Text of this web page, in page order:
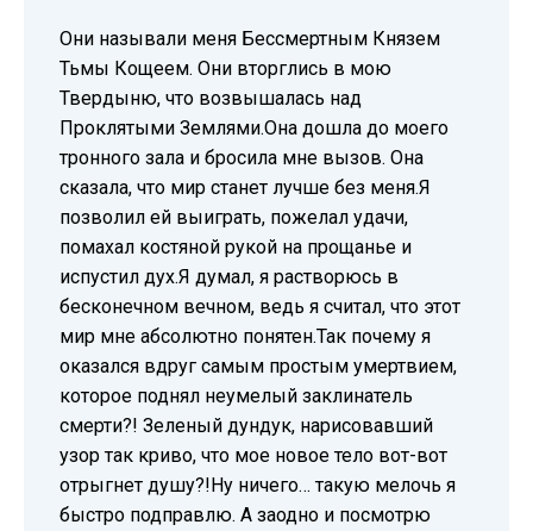
Они называли меня Бессмертным Князем
Тьмы Кощеем. Они вторглись в мою
Твердыню, что возвышалась над
Проклятыми Землями.Она дошла до моего
тронного зала и бросила мне вызов. Она
сказала, что мир станет лучше без меня.Я
позволил ей выиграть, пожелал удачи,
помахал костяной рукой на прощанье и
испустил дух.Я думал, я растворюсь в
бесконечном вечном, ведь я считал, что этот
мир мне абсолютно понятен.Так почему я
оказался вдруг самым простым умертвием,
которое поднял неумелый заклинатель
смерти?! Зеленый дундук, нарисовавший
узор так криво, что мое новое тело вот-вот
отрыгнет душу?!Ну ничего… такую мелочь я
быстро подправлю. А заодно и посмотрю